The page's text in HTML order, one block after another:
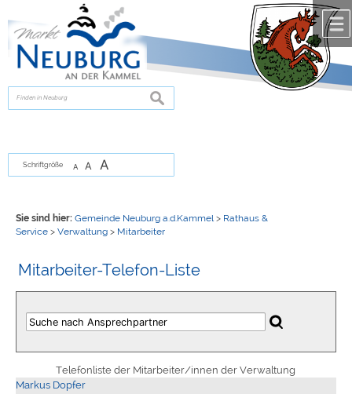
zur Navigationoder
springen.
suchen
Schriftgröße A A A
Sie sind hier: Gemeinde Neuburg a.d.Kammel > Rathaus &
Service> Verwaltung> Mitarbeiter
Mitarbeiter-Telefon-Liste
Telefonliste der Mitarbeiter/innen der Verwaltung
Markus Dopfer